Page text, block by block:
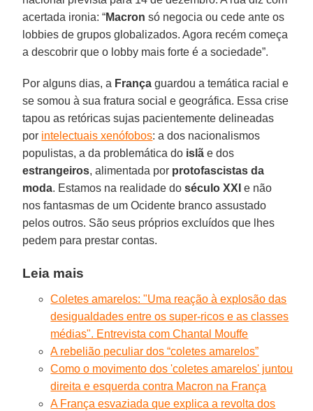
acertada ironia: “Macron só negocia ou cede ante os
lobbies de grupos globalizados. Agora recém começa
a descobrir que o lobby mais forte é a sociedade”.
Por alguns dias, a França guardou a temática racial e
se somou à sua fratura social e geográfica. Essa crise
tapou as retóricas sujas pacientemente delineadas
por intelectuais xenófobos: a dos nacionalismos
populistas, a da problemática do islã e dos
estrangeiros, alimentada por protofascistas da
moda. Estamos na realidade doséculo XXI e não
nos fantasmas de um Ocidente branco assustado
pelos outros. São seus próprios excluídos que lhes
pedem para prestar contas.
Leia mais
Coletes amarelos: "Uma reação à explosão das
desigualdades entre os super-ricos e as classes
médias". Entrevista com Chantal Mouffe
A rebelião peculiar dos “coletes amarelos”
Como o movimento dos 'coletes amarelos' juntou
direita e esquerda contra Macron na França
A França esvaziada que explica a revolta dos